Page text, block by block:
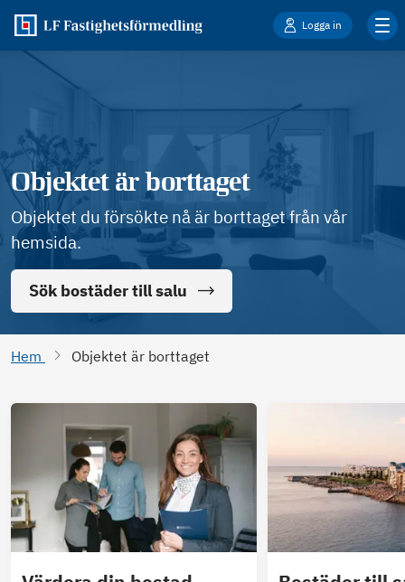
Logga in
Objektet är borttaget
Objektet du försökte nå är borttaget från vår
hemsida.
Sök bostäder till salu
Hem Objektet är borttaget